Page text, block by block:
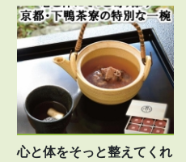
心と体をそっと整えてくれ